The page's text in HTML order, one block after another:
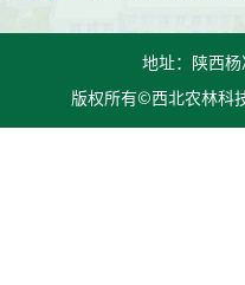
地址：陕西
版权所有©西北农林